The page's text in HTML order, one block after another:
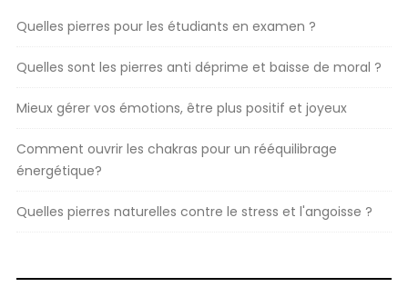
Quelles pierres pour les étudiants en examen ?
Quelles sont les pierres anti déprime et baisse de moral ?
Mieux gérer vos émotions, être plus positif et joyeux
Comment ouvrir les chakras pour un rééquilibrage
énergétique?
Quelles pierres naturelles contre le stress et l'angoisse ?